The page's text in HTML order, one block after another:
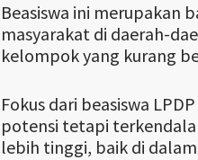
Beasiswa ini merupakan
masyarakat di daerah-
kelompok yang kurang
Fokus dari beasiswa
potensi tetapi
lebih tinggi, baik di